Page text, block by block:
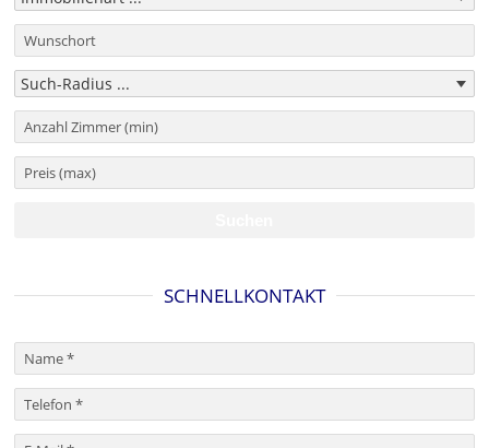
SCHNELLKONTAKT